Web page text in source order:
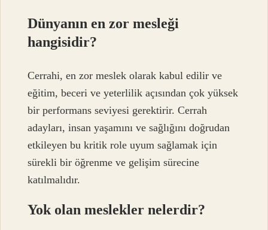
Dünyanın en zor mesleği
hangisidir?
Cerrahi, en zor meslek olarak kabul edilir ve
eğitim, beceri ve yeterlilik açısından çok yüksek
bir performans seviyesi gerektirir. Cerrah
adayları, insan yaşamını ve sağlığını doğrudan
etkileyen bu kritik role uyum sağlamak için
sürekli bir öğrenme ve gelişim sürecine
katılmalıdır.
Yok olan meslekler nelerdir?